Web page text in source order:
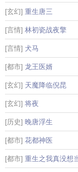
[玄幻] 重生唐三
[言情] 林初瓷战夜擎
[言情] 犬马
[都市] 龙王医婿
[玄幻] 天魔降临倪昆
[玄幻] 将夜
[历史] 晚唐浮生
[都市] 花都神医
[都市] 重生之我真没想